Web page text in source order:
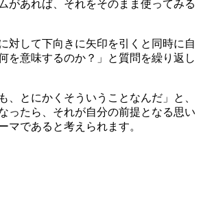
があれば、それをそのまま使ってみる
対して下向きに矢印を引くと同時に自
を意味するのか？」と質問を繰り返し
、とにかくそういうことなんだ」と、
ったら、それが自分の前提となる思い
マであると考えられます。